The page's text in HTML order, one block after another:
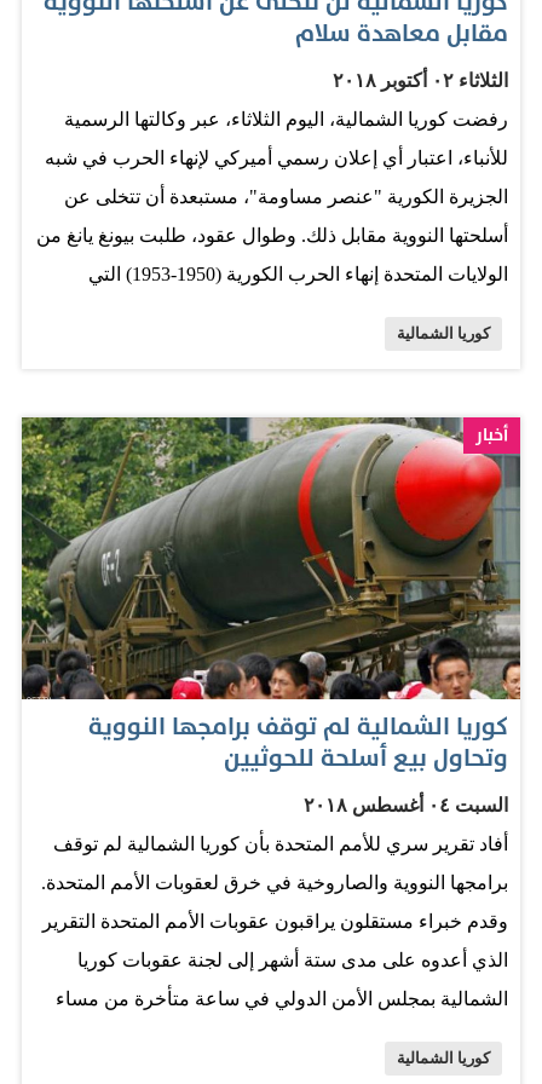
مقابل معاهدة سلام
الثلاثاء ٠٢ أكتوبر ٢٠١٨
رفضت كوريا الشمالية، اليوم الثلاثاء، عبر وكالتها الرسمية
للأنباء، اعتبار أي إعلان رسمي أميركي لإنهاء الحرب في شبه
الجزيرة الكورية "عنصر مساومة"، مستبعدة أن تتخلى عن
أسلحتها النووية مقابل ذلك. وطوال عقود، طلبت بيونغ يانغ من
الولايات المتحدة إنهاء الحرب الكورية (1950-1953) التي
بيونغ يانغ مع الرئيس الكوري الجنوبي مون جاي-إن، إمكانية
إغلاق مجمع يونغبيون النووي، اذا ما اتخذت واشنطن "تدابير
موازية". لكنه لم يقدم أي إيضاح حول ما يمكن أن تكون عليه
هذه التدابير. وكشفت وكالة الأنباء الكورية الشمالية، اليوم
الثلاثاء، أن بعض الخبراء الأميركيين طرحوا تبادلاً ممكناً بين
إعلان ينهي الحرب ونزع السلاح النووي. واوضحت وكالة الأنباء
الكورية الشمالية، أن "إنهاء الحرب ليست هدية يقدمها شخص
إلى شخص آخر. وهذا لا يمكن أن يكون عنصر مساومة
للتوصل إلى نزع سلاح كوريا الشمالية النووي". وأوضحت
الوكالة، أن بيونغ يانع على استعداد لاتخاذ "تدابير مثل النزع
الطائل" لترسانتها النووية "اذا ما اتخذت الولايات المتحدة
تدابير موازية"، لكنها من جديد لم تقدم تفاصيل. واعتبر شو
سونغ-ريول، الخبير في المعهد الاستراتيجي لأامن القومي، إن
كوريا الشمالية قد تسعى من خلال هذا الإعلان إلى تقليص…
كوريا الشمالية
أخبار
كوريا الشمالية لم توقف برامجها النووية
وتحاول بيع أسلحة للحوثيين
السبت ٠٤ أغسطس ٢٠١٨
أفاد تقرير سري للأمم المتحدة بأن كوريا الشمالية لم توقف
برامجها النووية والصاروخية في خرق لعقوبات الأمم المتحدة.
وقدم خبراء مستقلون يراقبون عقوبات الأمم المتحدة التقرير
الذي أعدوه على مدى ستة أشهر إلى لجنة عقوبات كوريا
الشمالية بمجلس الأمن الدولي في ساعة متأخرة من مساء
كوريا الشمالية